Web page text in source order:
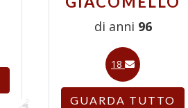
di anni 96
18
GUARDA TUTTO